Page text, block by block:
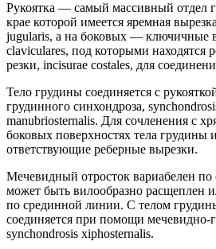
Рукоятка — самый массивный отдел
крае которой имеется яремная
jugularis, а на боковых — ключичные
claviculares, под которыми находятся
резки, incisurae costales, для
Тело грудины соединяется с
грудинного синхондроза,
manubriosternalis. Для сочленения с
боковых поверхностях тела грудины
ответствующие реберные вырезки.
Мечевидный отросток вариабелен
может быть вилообразно расщеплен
по срединной линии. С телом
соединяется при помощи мечевидно-
synchondrosis xiphosternalis.